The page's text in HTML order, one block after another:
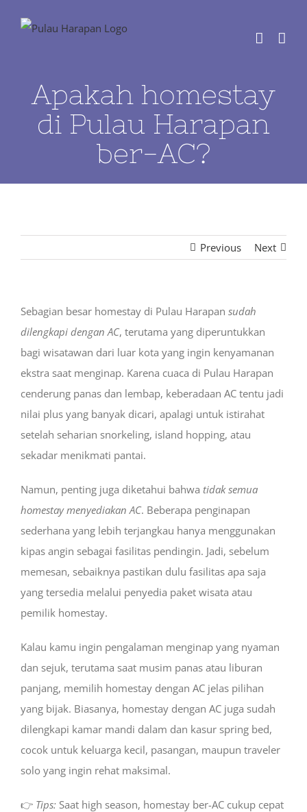
Apakah homestay
di Pulau Harapan
ber-AC?
Previous Next
Sebagian besar homestay di Pulau Harapan sudah
dilengkapi dengan AC, terutama yang diperuntukkan
bagi wisatawan dari luar kota yang ingin kenyamanan
ekstra saat menginap. Karena cuaca di Pulau Harapan
cenderung panas dan lembap, keberadaan AC tentu jadi
nilai plus yang banyak dicari, apalagi untuk istirahat
setelah seharian snorkeling, island hopping, atau
sekadar menikmati pantai.
Namun, penting juga diketahui bahwa tidak semua
homestay menyediakan AC. Beberapa penginapan
sederhana yang lebih terjangkau hanya menggunakan
kipas angin sebagai fasilitas pendingin. Jadi, sebelum
memesan, sebaiknya pastikan dulu fasilitas apa saja
yang tersedia melalui penyedia paket wisata atau
pemilik homestay.
Kalau kamu ingin pengalaman menginap yang nyaman
dan sejuk, terutama saat musim panas atau liburan
panjang, memilih homestay dengan AC jelas pilihan
yang bijak. Biasanya, homestay dengan AC juga sudah
dilengkapi kamar mandi dalam dan kasur spring bed,
cocok untuk keluarga kecil, pasangan, maupun traveler
solo yang ingin rehat maksimal.
👉 Tips: Saat high season, homestay ber-AC cukup cepat